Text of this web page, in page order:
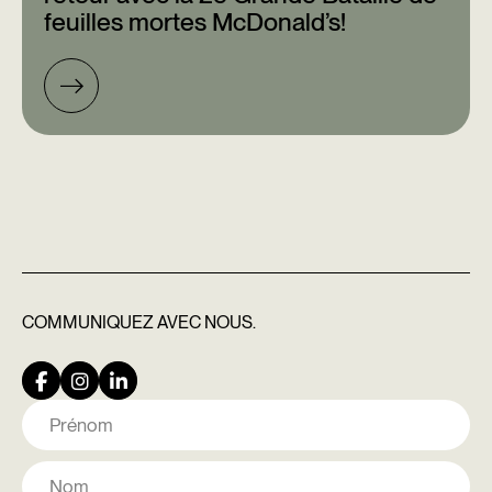
feuilles mortes McDonald’s!
COMMUNIQUEZAVEC NOUS.
Nom
Prénom